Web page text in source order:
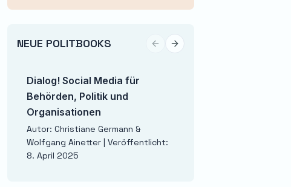
NEUE POLITBOOKS Previous slide
Next slide
Dialog! Social Media für
Behörden, Politik und
Organisationen
Autor: Christiane Germann &
Wolfgang Ainetter | Veröffentlicht:
8. April 2025